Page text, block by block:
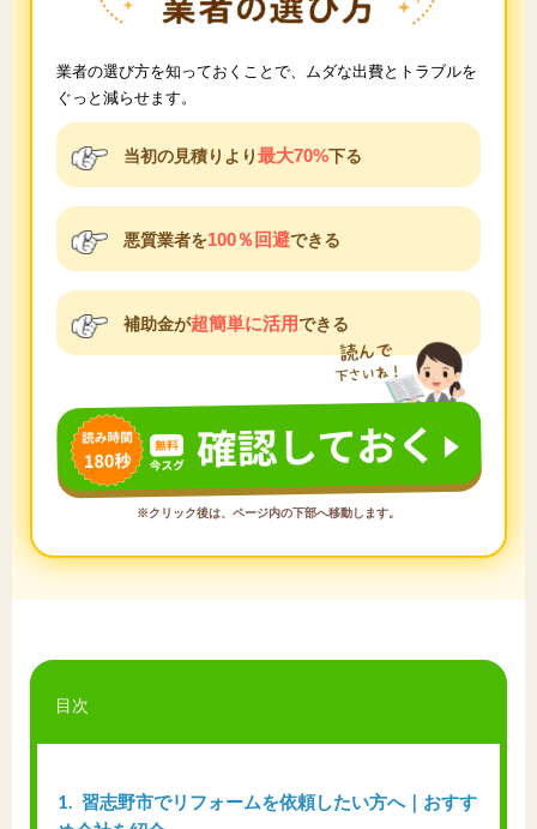
業者の選び方を知っておくことで、ムダな出費とトラブルを
ぐっと減らせます。
当初の見積りより最大70%下る
悪質業者を100％回避できる
補助金が超簡単に活用できる
※クリック後は、ページ内の下部へ移動します。
目次
1
習志野市でリフォームを依頼したい方へ｜おすす